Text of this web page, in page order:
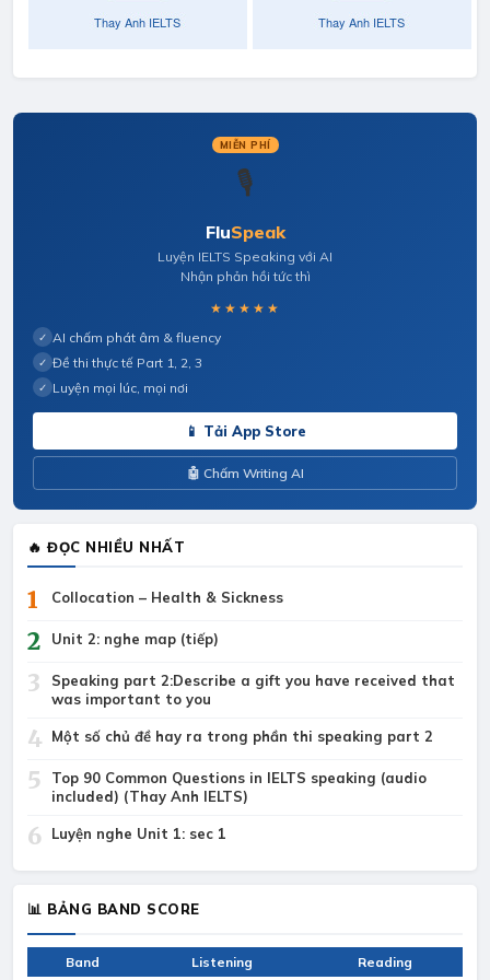
MIỄN PHÍ
🎙️
FluSpeak
Luyện IELTS Speaking với AI
Nhận phản hồi tức thì
★★★★★
✓ AI chấm phát âm & fluency
✓ Đề thi thực tế Part 1, 2, 3
✓ Luyện mọi lúc, mọi nơi
📱 Tải App Store
🤖 Chấm Writing AI
🔥 ĐỌC NHIỀU NHẤT
1 Collocation – Health & Sickness
2 Unit 2: nghe map (tiếp)
3
Speaking part 2:Describe a gift you have received that
was important to you
4 Một số chủ đề hay ra trong phần thi speaking part 2
5
Top 90 Common Questions in IELTS speaking (audio
included) (Thay Anh IELTS)
6 Luyện nghe Unit 1: sec 1
📊 BẢNG BAND SCORE
Band Listening Reading